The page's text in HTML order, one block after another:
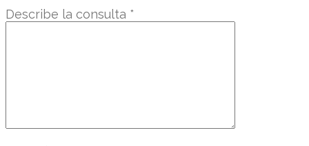
Describe la consulta *